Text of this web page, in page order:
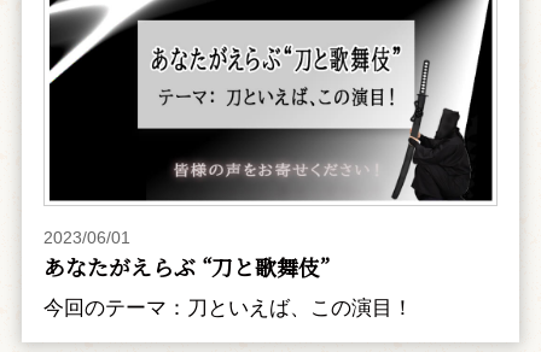
2023/06/01
あなたがえらぶ “刀と歌舞伎”
今回のテーマ：刀といえば、この演目！